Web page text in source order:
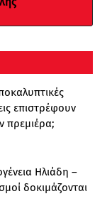
επιστρέφουν
πρεμιέρα;
Ηλιάδη –
δοκιμάζονται